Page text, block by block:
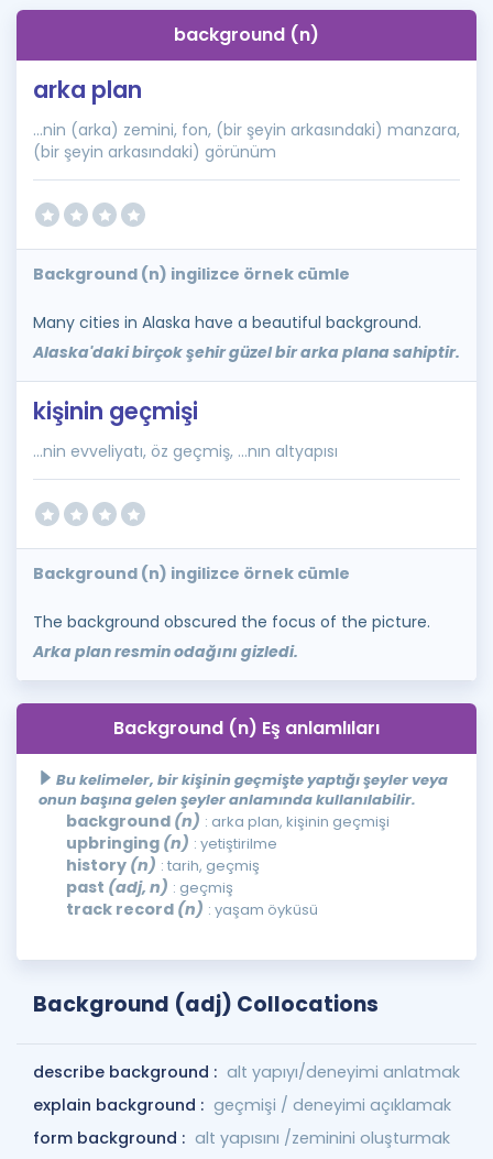
İngilizce Gramerbackground (n)
arka plan
...nin (arka) zemini, fon, (bir şeyin arkasındaki) manzara,
(bir şeyin arkasındaki) görünüm
Background (n) ingilizce örnek cümle
Many cities in Alaska have a beautiful background.
Alaska'daki birçok şehir güzel bir arka plana sahiptir.
kişinin geçmişi
...nin evveliyatı, öz geçmiş, ...nın altyapısı
Background (n) ingilizce örnek cümle
The background obscured the focus of the picture.
Arka plan resmin odağını gizledi.
Background (n) Eş anlamlıları
Bu kelimeler, bir kişinin geçmişte yaptığı şeyler veya
onun başına gelen şeyler anlamında kullanılabilir.
background (n) : arka plan, kişinin geçmişi
upbringing (n) : yetiştirilme
history (n) : tarih, geçmiş
past (adj, n) : geçmiş
track record (n) : yaşam öyküsü
Background (adj) Collocations
describe background : alt yapıyı/deneyimi anlatmak
explain background : geçmişi / deneyimi açıklamak
form background : alt yapısını /zeminini oluşturmak